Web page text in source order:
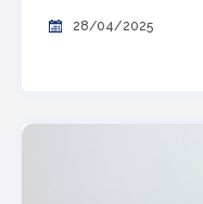
28/04/2025